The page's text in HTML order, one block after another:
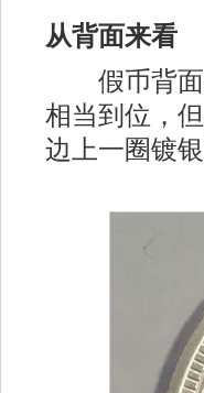
从背面来看
假币背面
相当到位，
边上一圈镀